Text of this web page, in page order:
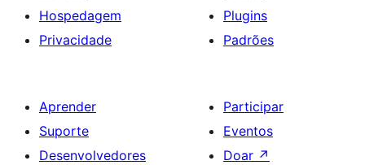
Hospedagem
Privacidade
Plugins
Padrões
Aprender
Suporte
Desenvolvedores
Participar
Eventos
Doar ↗